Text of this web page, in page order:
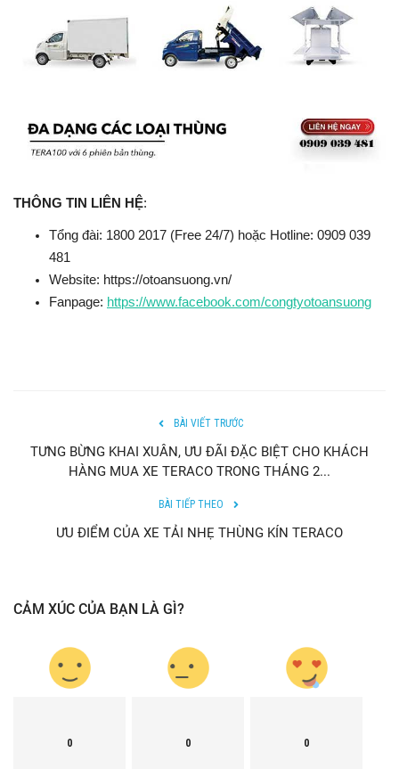
THÔNG TIN LIÊN HỆ:
Tổng đài: 1800 2017 (Free 24/7) hoặc Hotline: 0909 039
481
Website: https://otoansuong.vn/
Fanpage: https://www.facebook.com/congtyotoansuong
BÀI VIẾT TRƯỚC
TƯNG BỪNG KHAI XUÂN, ƯU ĐÃI ĐẶC BIỆT CHO KHÁCH
HÀNG MUA XE TERACO TRONG THÁNG 2...
BÀI TIẾP THEO
ƯU ĐIỂM CỦA XE TẢI NHẸ THÙNG KÍN TERACO
CẢM XÚC CỦA BẠN LÀ GÌ?
0 0 0